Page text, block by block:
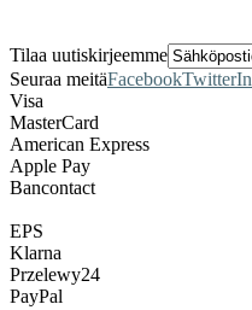
Tilaa uutiskirjeemme
Seuraa meitäFacebookTwitter
Visa
MasterCard
American Express
Apple Pay
Bancontact
EPS
Klarna
Przelewy24
PayPal